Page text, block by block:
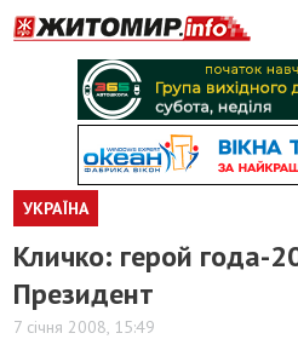
УКРАЇНА
Кличко: герой года-
Президент
7 січня 2008, 15:49